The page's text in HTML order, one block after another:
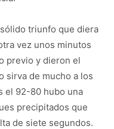
triunfo que diera
vez unos minutos
previo y dieron el
sirva de mucho a los
el 92-80 hubo una
precipitados que
de siete segundos.